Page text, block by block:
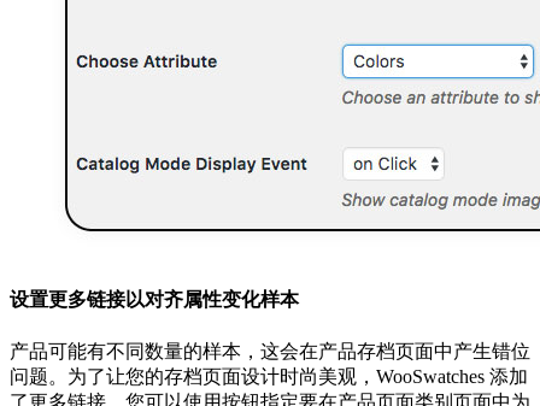
设置更多链接以对齐属性变化样本
产品可能有不同数量的样本，这会在产品存档页面中产生错位
问题。为了让您的存档页面设计时尚美观，WooSwatches 添加
了更多链接。您可以使用按钮指定要在产品页面类别页面中为